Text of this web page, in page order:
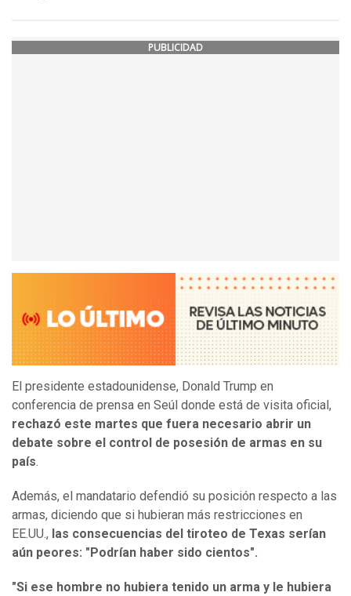
PUBLICIDAD
El presidente estadounidense, Donald Trump en
conferencia de prensa en Seúl donde está de visita oficial,
rechazó este martes que fuera necesario abrir un
debate sobre el control de posesión de armas en su
país.
Además, el mandatario defendió su posición respecto a las
armas, diciendo que si hubieran más restricciones en
EE.UU., las consecuencias del tiroteo de Texas serían
aún peores: "Podrían haber sido cientos".
"Si ese hombre no hubiera tenido un arma y le hubiera